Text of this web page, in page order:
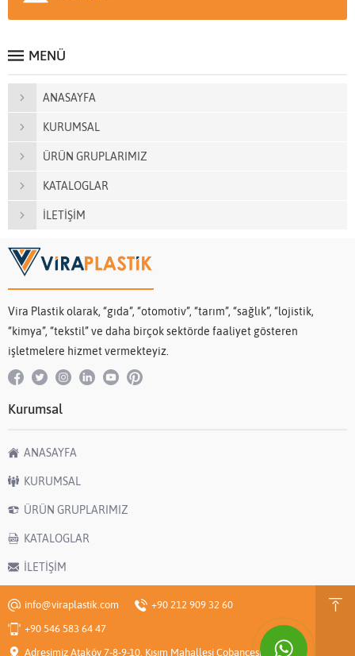
MENÜ
ANASAYFA
KURUMSAL
ÜRÜN GRUPLARIMIZ
KATALOGLAR
İLETİŞİM
Vira Plastik olarak, “gıda”, “otomotiv”, “tarım”, “sağlık”, “lojistik,
“kimya”, “tekstil” ve daha birçok sektörde faaliyet gösteren
işletmelere hizmet vermekteyiz.
Kurumsal
ANASAYFA
KURUMSAL
ÜRÜN GRUPLARIMIZ
KATALOGLAR
İLETİŞİM
info@viraplastik.com
+90 212 909 32 60
+90 546 583 64 47
Adresimiz Ataköy 7-8-9-10. Kısım Mahallesi Çobançeşme E-5